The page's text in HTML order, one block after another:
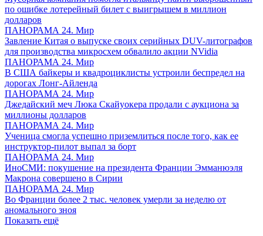
по ошибке лотерейный билет с выигрышем в миллион
долларов
ПАНОРАМА 24. Мир
Завление Китая о выпуске своих серийных DUV-литографов
для производства микросхем обвалило акции NVidia
ПАНОРАМА 24. Мир
В США байкеры и квадроциклисты устроили беспредел на
дорогах Лонг-Айленда
ПАНОРАМА 24. Мир
Джедайский меч Люка Скайуокера продали с аукциона за
миллионы долларов
ПАНОРАМА 24. Мир
Ученица смогла успешно приземлиться после того, как ее
инструктор-пилот выпал за борт
ПАНОРАМА 24. Мир
ИноСМИ: покушение на президента Франции Эмманюэля
Макрона совершено в Сирии
ПАНОРАМА 24. Мир
Во Франции более 2 тыс. человек умерли за неделю от
аномального зноя
Показать ещё